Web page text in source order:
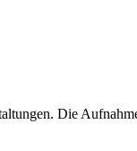
Die